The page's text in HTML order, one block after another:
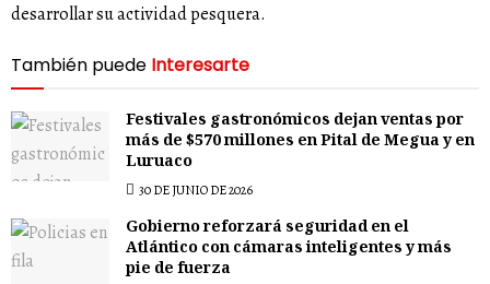
desarrollar su actividad pesquera.
También puede Interesarte
Festivales gastronómicos dejan ventas por
más de $570 millones en Pital de Megua y en
Luruaco
30 DE JUNIO DE 2026
Gobierno reforzará seguridad en el
Atlántico con cámaras inteligentes y más
pie de fuerza